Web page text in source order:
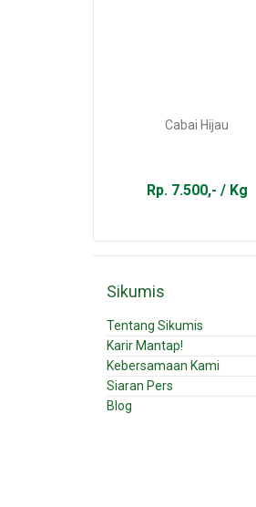
Cabai Hijau
Rp. 7.500,- / Kg
Sikumis
Tentang Sikumis
Karir Mantap!
Kebersamaan Kami
Siaran Pers
Blog